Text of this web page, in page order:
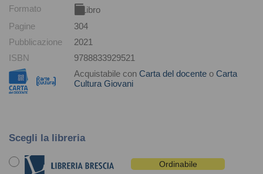
Formato
Libro
Pagine
304
Pubblicazione
2021
ISBN
9788833929521
Acquistabile con Carta del docente o Carta
Cultura Giovani
Scegli la libreria
Ordinabile